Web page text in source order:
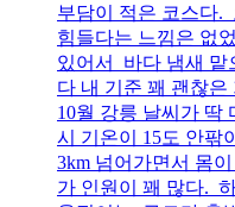
부담이 적은 코스다.
힘들다는 느낌은 없
있어서 바다 냄새 맡
다 내 기준 꽤 괜찮은
10월 강릉 날씨가 딱
시 기온이 15도 안팎
3km 넘어가면서 몸
가 인원이 꽤 많다.